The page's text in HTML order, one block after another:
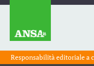
Responsabilità editoriale a